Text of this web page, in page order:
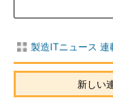
製造ITニュース 連
新しい